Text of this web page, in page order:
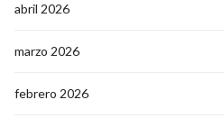
abril 2026
marzo 2026
febrero 2026